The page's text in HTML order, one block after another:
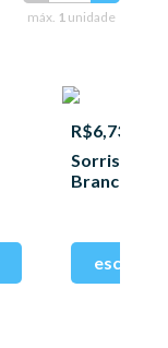
máx. 1 unidade
R$6,73
Sorriso D.
Brancos